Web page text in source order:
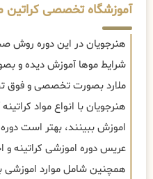
آموزشگاه تخصصی کراتین
هنرجویان در این دوره روش
شرایط موها آموزش دیده و
ملارد بصورت تخصصی و فوق
هنرجویان با انواع مواد
اموزش ببینند، بهتر است
عریس دوره اموزشی کراتینه و
همچنین شامل موارد اموزشی